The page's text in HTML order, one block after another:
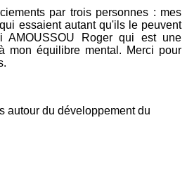
par trois personnes : mes
essaient autant qu'ils le peuvent
AMOUSSOU Roger qui est une
mon équilibre mental. Merci pour
autour du développement du